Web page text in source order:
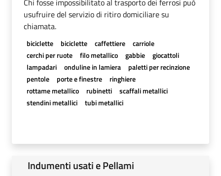
usufruire del servizio di ritiro domiciliare su
chiamata.
biciclette biciclette caffettiere
carriole
cerchi per ruote
filo metallico gabbie
giocattoli
lampadari
onduline in lamiera
paletti per recinzione
pentole
porte e finestre
ringhiere
rottame metallico
rubinetti
scaffali metallici
stendini metallici
tubi metallici
Indumenti usati e Pellami